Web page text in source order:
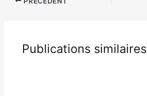
Publications similaires